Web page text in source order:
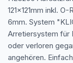
121x121mm inkl.
6mm. System
Arretiersystem für
oder verloren
angehören.